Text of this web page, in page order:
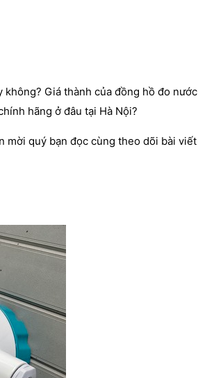
Giá thành của đồng hồ đo nước
hãng ở đâu tại Hà Nội?
mời quý bạn đọc cùng theo dõi bài viết